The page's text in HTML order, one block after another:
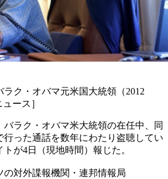
ク・オバマ元米国大統領（2012
ース］
バラク・オバマ米大統領の在任中、同
行った通話を数年にわたり盗聴してい
が4日（現地時間）報じた。
の対外諜報機関・連邦情報局